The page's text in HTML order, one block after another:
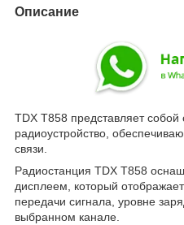
Описание
TDX T858 представляет
радиоустройство,
связи.
Радиостанция TDX T858
дисплеем, который
передачи сигнала, уровне
выбранном канале.